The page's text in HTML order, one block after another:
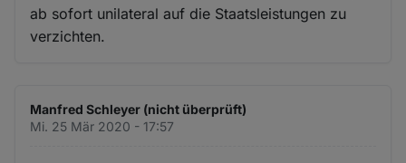
ab sofort unilateral auf die Staatsleistungen zu
verzichten.
Manfred Schleyer (nicht überprüft)
Mi. 25 Mär 2020 - 17:57